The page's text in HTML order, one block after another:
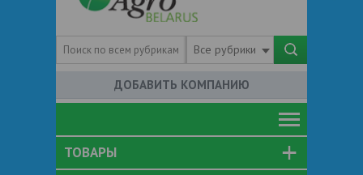
Все рубрики
ДОБАВИТЬ КОМПАНИЮ
ТОВАРЫ